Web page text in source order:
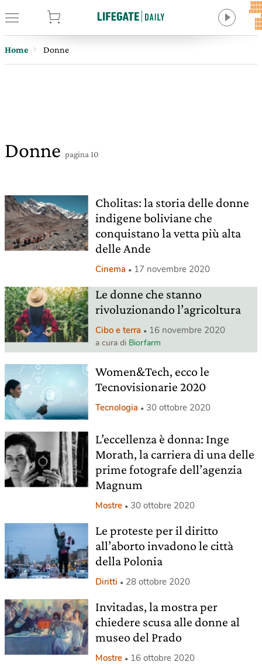
Home Donne
Donne pagina 10
Cholitas: la storia delle donne
indigene boliviane che
conquistano la vetta più alta
delle Ande
Cinema 17 novembre 2020
Le donne che stanno
rivoluzionando l’agricoltura
Cibo e terra 16 novembre 2020
a cura di Biorfarm
Women&Tech, ecco le
Tecnovisionarie 2020
Tecnologia 30 ottobre 2020
L’eccellenza è donna: Inge
Morath, la carriera di una delle
prime fotografe dell’agenzia
Magnum
Mostre 30 ottobre 2020
Le proteste per il diritto
all’aborto invadono le città
della Polonia
Diritti 28 ottobre 2020
Invitadas, la mostra per
chiedere scusa alle donne al
museo del Prado
Mostre 16 ottobre 2020